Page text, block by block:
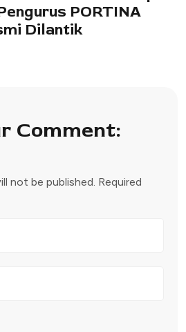
PORTINA
Dilantik
Comment:
not be published. Required